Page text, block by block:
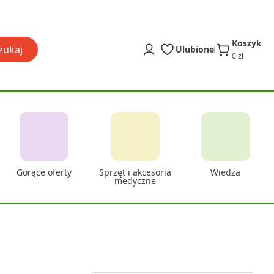
Ulubione
Koszyk
0 zł
Gorące oferty Sprzęt i akcesoria
medyczne
Wiedza